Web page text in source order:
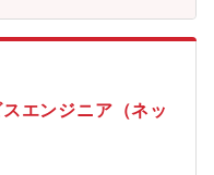
エンジニア（ネッ